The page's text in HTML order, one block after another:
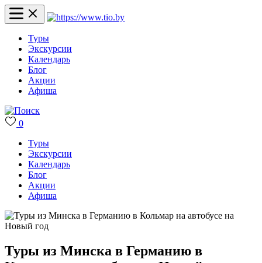
Туры
Экскурсии
Календарь
Блог
Акции
Афиша
0
Туры
Экскурсии
Календарь
Блог
Акции
Афиша
Туры из Минска в Германию в